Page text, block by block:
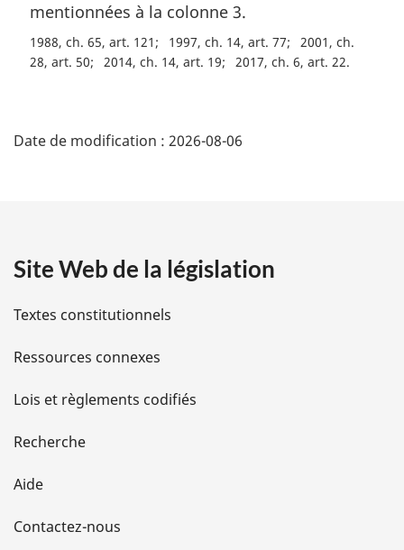
mentionnées à la colonne 3.
1988, ch. 65, art. 121 1997, ch. 14, art. 77
2001, ch.
28, art. 50
2014, ch. 14, art. 19 2017, ch. 6, art. 22
é
i
l
s
d
e
l
Date de modification : 2026-08-06
Site Web de la législation
Textes constitutionnels
Ressources connexes
Lois et règlements codifiés
Recherche
Aide
Contactez-nous